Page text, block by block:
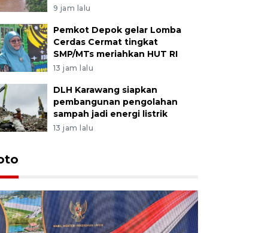
9 jam lalu
Pemkot Depok gelar Lomba
Cerdas Cermat tingkat
SMP/MTs meriahkan HUT RI
13 jam lalu
DLH Karawang siapkan
pembangunan pengolahan
sampah jadi energi listrik
13 jam lalu